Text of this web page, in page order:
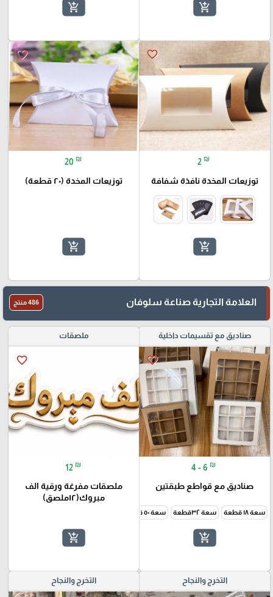
add_shopping_cart
add_shopping_cart
favorite_border
2 ₪
توزيعات المخدة نافذة شفافة
add_shopping_cart
favorite_border
20 ₪
توزيعات المخدة (٢٠ قطعة)
add_shopping_cart
العلامة التجارية صناعة سلوفان 486 منتج
صناديق مع تقسيمات داخلية
favorite_border
4 - 6 ₪
صناديق مع قواطع طبقتين
سعة ١٨ قطعة سعة ٣٢قطعة سعة ٥٠ قطعة
add_shopping_cart
ملصقات
favorite_border
12 ₪
ملصقات مفرغة ورقية الف
مبروك(١٢ملصق)
add_shopping_cart
التخرج والنجاح التخرج والنجاح